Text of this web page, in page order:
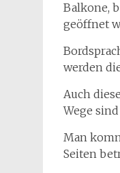
Balkone,
geöffnet
werden
Auch
Wege
Man
Seiten